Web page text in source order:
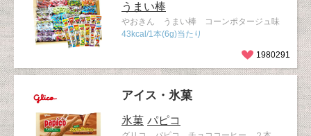
うまい棒
やおきん うまい棒 コーンポタージュ味
43kcal/1本(6g)当たり
1980291
アイス・氷菓
氷菓 パピコ